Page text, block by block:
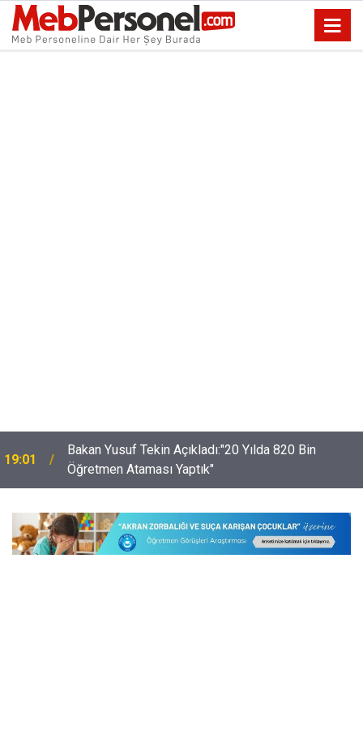
18:32
e-Okul Nakil Ekranları Açıldı: Okul İdareleri İçin 4
Kritik Talimat!